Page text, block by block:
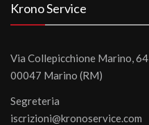
Krono Service
Via Collepicchione Marino, 64
00047 Marino (RM)
Segreteria
iscrizioni@kronoservice.com